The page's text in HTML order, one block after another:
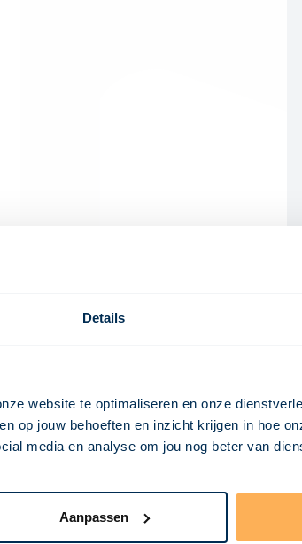
Details
website te optimaliseren en onze
op jouw behoeften en inzicht krijgen in hoe
media en analyse om jou nog beter van
Aanpassen